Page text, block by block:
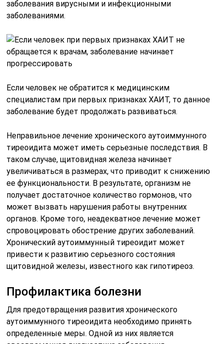
заболевания вирусными и инфекционными
заболеваниями.
Если человек не обратится к медицинским
специалистам при первых признаках ХАИТ, то данное
заболевание будет продолжать развиваться.
Неправильное лечение хронического аутоиммунного
тиреоидита может иметь серьезные последствия. В
таком случае, щитовидная железа начинает
увеличиваться в размерах, что приводит к снижению
ее функциональности. В результате, организм не
получает достаточное количество гормонов, что
может вызвать нарушения работы внутренних
органов. Кроме того, неадекватное лечение может
спровоцировать обострение других заболеваний.
Хронический аутоиммунный тиреоидит может
привести к развитию серьезного состояния
щитовидной железы, известного как гипотиреоз.
Профилактика болезни
Для предотвращения развития хронического
аутоиммунного тиреоидита необходимо принять
определенные меры. Одной из них является